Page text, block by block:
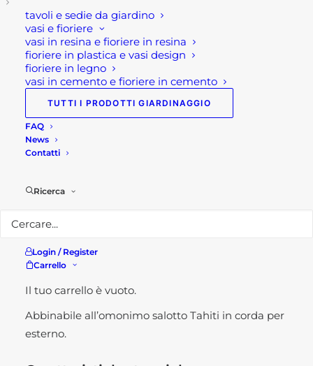
tavoli e sedie da giardino
vasi e fioriere
vasi in resina e fioriere in resina
fioriere in plastica e vasi design
fioriere in legno
vasi in cemento e fioriere in cemento
TUTTI I PRODOTTI GIARDINAGGIO
FAQ
News
Contatti
Ricerca
Login / Register
Carrello
Il tuo carrello è vuoto.
cuscini sp 15 cm comodi e soprattutto lavabili,
idrorepellenti e sfoderabili cuscini nella tonalità,
anche essi, del grigio melange.
E’ importante indicare che il divano Tahiti
dunque con le sue dimensioni simili ad un letto
matrimoniale si presta ad essere utilizzato anche
da 2/3 persone nello stesso momento .
Infine, questo letto da esterno matrimoniale in
corda Tahiti è di alta qualità, pratico, facile da
pulire, resistente agli agenti atmosferici.
Abbinabile all’omonimo salotto Tahiti in corda per
esterno.